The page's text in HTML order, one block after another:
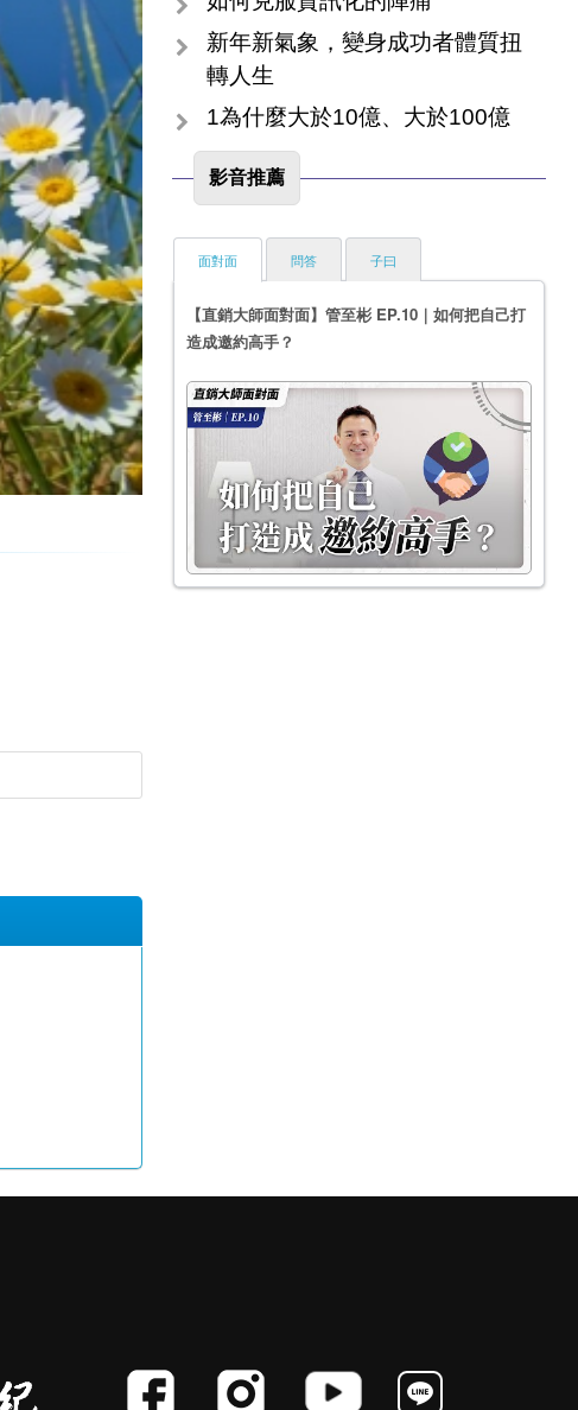
新年新氣象，變身成功者體質扭
轉人生
1為什麼大於10億、大於100億
影音推薦
面對面
【直銷大師面對面】管至彬 EP.10｜如何把自己打
造成邀約高手？
問答 子曰